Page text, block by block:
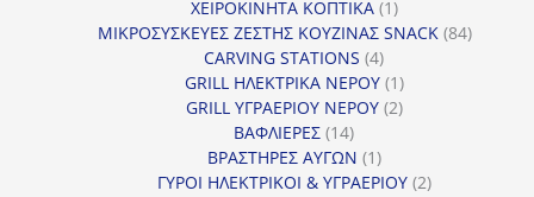
προϊόν
ΧΕΙΡΟΚΙΝΗΤΑ ΚΟΠΤΙΚΑ 11
προϊόν
ΜΙΚΡΟΣΥΣΚΕΥΕΣ ΖΕΣΤΗΣ ΚΟΥΖΙΝΑΣ SNACK 8484
CARVING STATIONS 44
προϊόντα
GRILL ΗΛΕΚΤΡΙΚΑ ΝΕΡΟΥ 11
προϊόν
GRILL ΥΓΡΑΕΡΙΟΥ ΝΕΡΟΥ 22
ΒΑΦΛΙΕΡΕΣ 1414
προϊόντα
ΒΡΑΣΤΗΡΕΣ ΑΥΓΩΝ 11
προϊόν
ΓΥΡΟΙ ΗΛΕΚΤΡΙΚΟΙ & ΥΓΡΑΕΡΙΟΥ 22